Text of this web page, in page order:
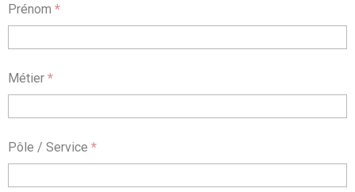
Prénom *
Métier *
Pôle / Service *